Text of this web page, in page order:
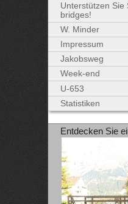
Unterstützen Sie
bridges!
W. Minder
Impressum
Jakobsweg
Week-end
U-653
Statistiken
Entdecken Sie